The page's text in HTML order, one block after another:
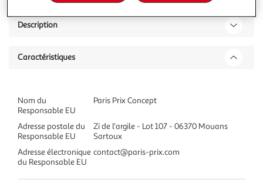
Description
Caractéristiques
Nom du
Responsable EU
Paris Prix Concept
Adresse postale du
Responsable EU
Zi de l'argile - Lot 107 - 06370 Mouans
Sartoux
Adresse électronique
du Responsable EU
contact@paris-prix.com